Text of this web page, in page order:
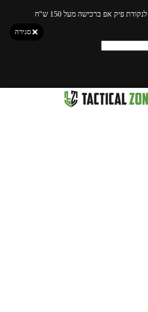
פיק אפ ברכישה מעל 150 ש"ח
סגירה